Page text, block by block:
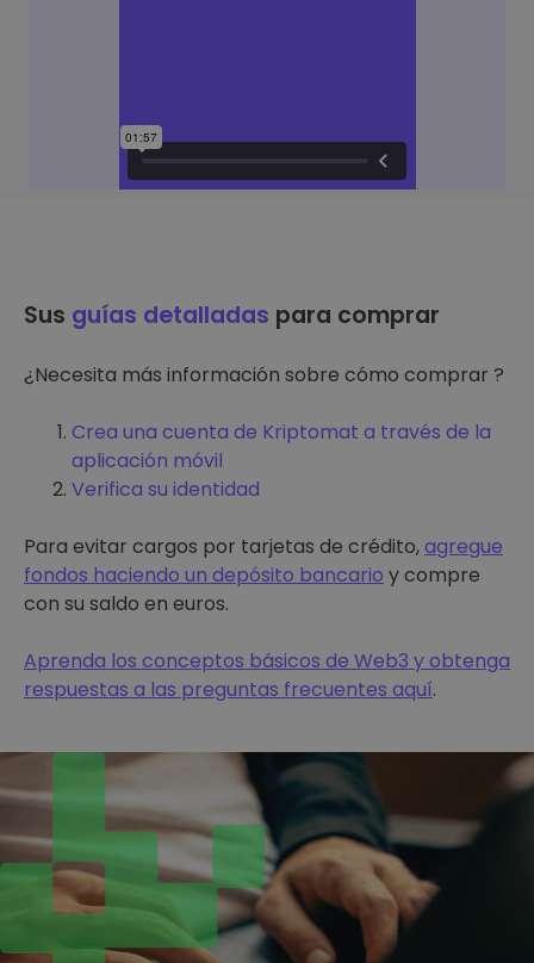
Sus guías detalladas para comprar
¿Necesita más información sobre cómo comprar ?
Crea una cuenta de Kriptomat a través de la
aplicación móvil
Verifica su identidad
Para evitar cargos por tarjetas de crédito,agregue
fondos haciendo un depósito bancario y compre
con su saldo en euros.
Aprenda los conceptos básicos de Web3 y obtenga
respuestas a las preguntas frecuentes aquí.